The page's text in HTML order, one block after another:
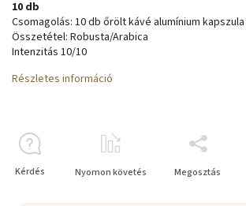
10 db
Csomagolás: 10 db őrölt kávé alumínium kapszula
Összetétel: Robusta/Arabica
Intenzitás 10/10
Részletes információ
Kérdés Nyomon követés Megosztás